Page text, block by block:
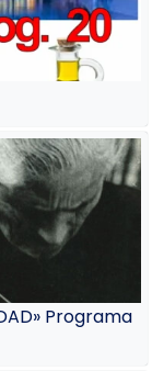
Programa